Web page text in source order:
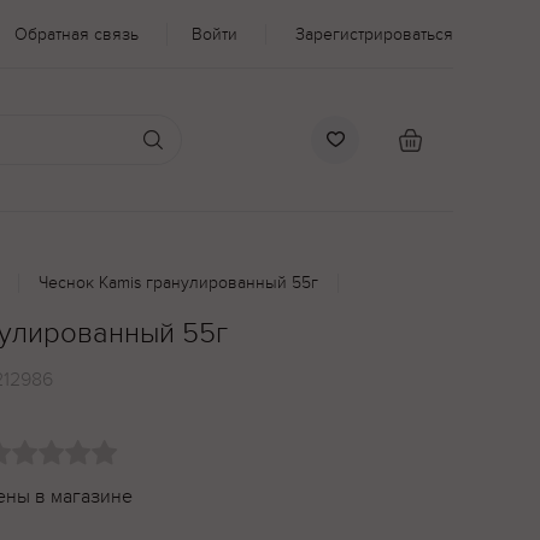
Обратная связь Войти Зарегистрироваться
Чеснок Kamis гранулированный 55г
55г
в магазине